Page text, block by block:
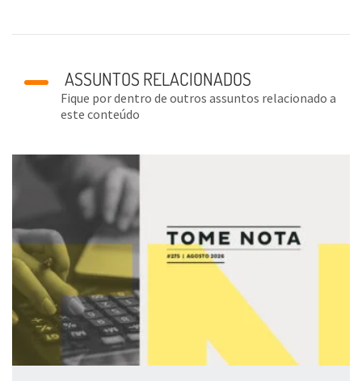
ASSUNTOS RELACIONADOS
Fique por dentro de outros assuntos relacionado a
este conteúdo